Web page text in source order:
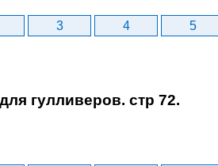
3 4 5
гулливеров. стр 72.